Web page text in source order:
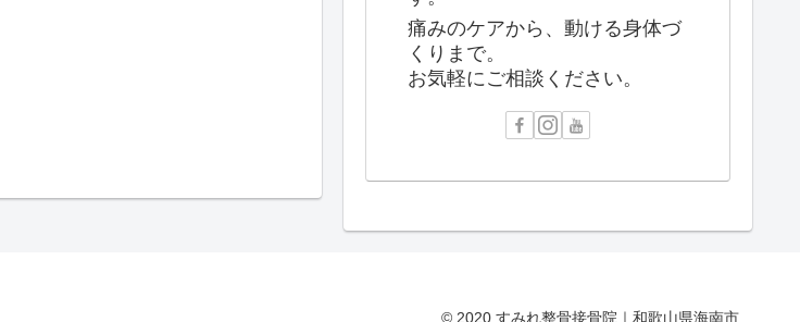
痛みのケアから、動ける身体づ
くりまで。
お気軽にご相談ください。
© 2020 すみれ整骨接骨院｜和歌山県海南市.